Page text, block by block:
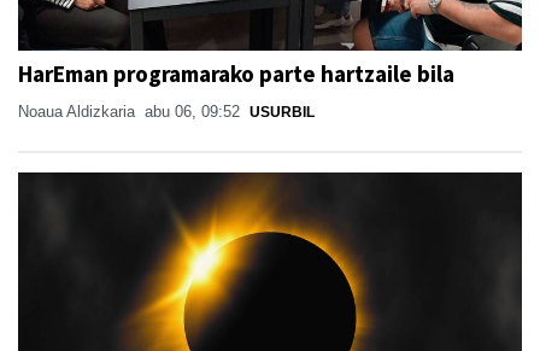
HarEman programarako parte hartzaile bila
Noaua Aldizkaria abu 06, 09:52 USURBIL